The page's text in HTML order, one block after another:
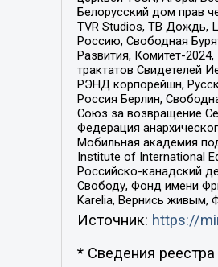
Белорусский дом прав
TVR Studios, ТВ Дождь,
Россию, Свободная
Развития, Комитет-
трактатов Свидетелей
РЭНД корпорейшн,
Россия Берлин,
Союз за возвращение
Федерация
Мобильная академия
Institute of International
Российско-канадский
Свободу, Фонд имени
Karelia, Вернись живым,
Источник: https://
* Сведения